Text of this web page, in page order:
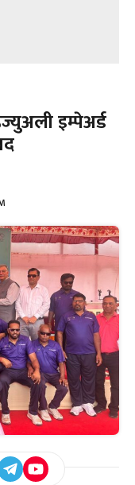
इम्पेअर्ड